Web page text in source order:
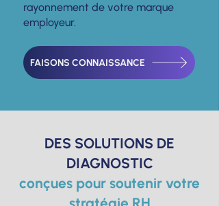
rayonnement de votre marque
employeur.
FAISONS CONNAISSANCE
DES SOLUTIONS DE
DIAGNOSTIC
conçues pour soutenir votre